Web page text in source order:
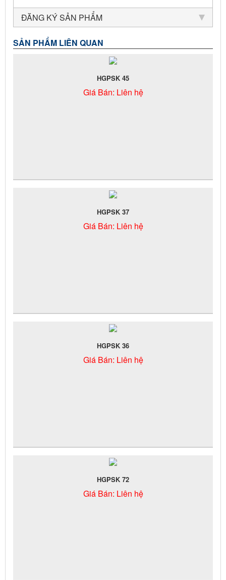
ĐĂNG KÝ SẢN PHẨM
SẢN PHẨM LIÊN QUAN
HGPSK 45
Giá Bán: Liên hệ
HGPSK 37
Giá Bán: Liên hệ
HGPSK 36
Giá Bán: Liên hệ
HGPSK 72
Giá Bán: Liên hệ